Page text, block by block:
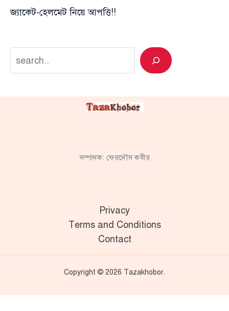
জ্যাকেট-হেলমেট নিয়ে আপত্তি!!
Search
সম্পাদক: ফেরদৌস কবীর
Privacy
Terms and Conditions
Contact
Copyright © 2026 Tazakhobor.